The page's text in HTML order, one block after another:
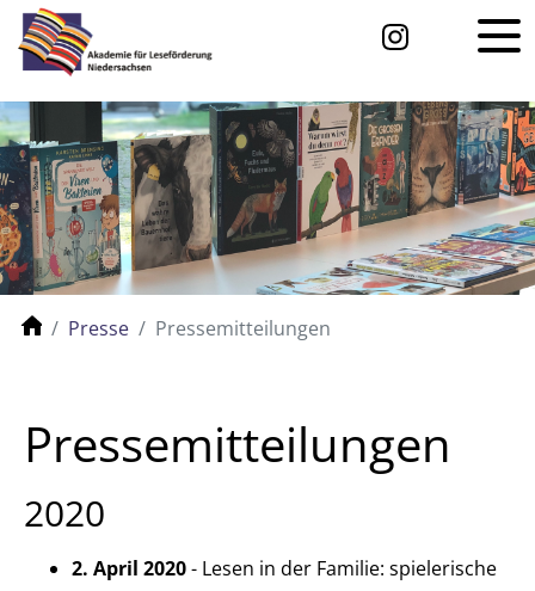
Presse Pressemitteilungen
Pressemitteilungen
2020
2. April 2020- Lesen in der Familie: spielerische